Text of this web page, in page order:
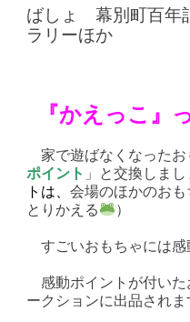
ばしょ 幕別町百年
ラリーほか
『かえっこ
家で遊ばなくなった
ポイント 」と交換しま
トは、会場のほかのお
とりかえる
）
すごいおもちゃには感
感動ポイントが付い
ークションに出品されま